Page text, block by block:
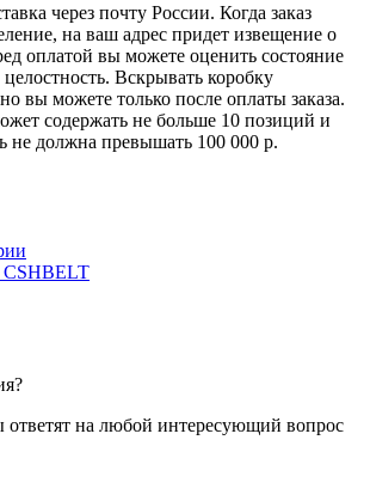
через почту России. Когда заказ
на ваш адрес придет извещение о
оплатой вы можете оценить состояние
Вскрывать коробку
вы можете только после оплаты заказа.
содержать не больше 10 позиций и
не должна превышать 100 000 р.
CSHBELT
на любой интересующий вопрос